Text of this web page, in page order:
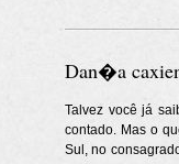
Dan�a
Talvez você já
contado. Mas o
Sul, no